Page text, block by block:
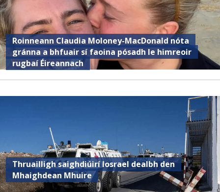
Roinneann Claudia Moloney-MacDonald nóta
gránna a bhfuair sí faoina pósadh le himreoir
rugbaí Éireannach
Thruailligh saighdiúirí Iosrael dealbh den
Mhaighdean Mhuire